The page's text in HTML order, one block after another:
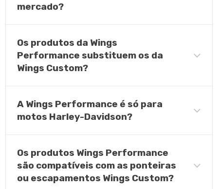
mercado?
Os produtos da Wings
Performance substituem os da
Wings Custom?
A Wings Performance é só para
motos Harley-Davidson?
Os produtos Wings Performance
são compatíveis com as ponteiras
ou escapamentos Wings Custom?